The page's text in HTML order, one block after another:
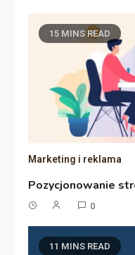
15 MINS READ
Marketing i reklama
Pozycjonowanie
0
11 MINS READ